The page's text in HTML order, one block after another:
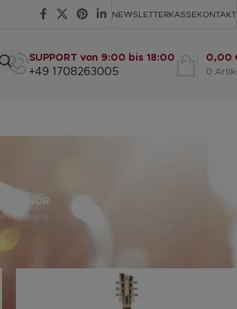
NEWSLETTERKASSEKONTAKT
SUPPORT von 9:00 bis 18:00
+49 1708263005 0
0,00
ZUBEHÖR
6 Produkte